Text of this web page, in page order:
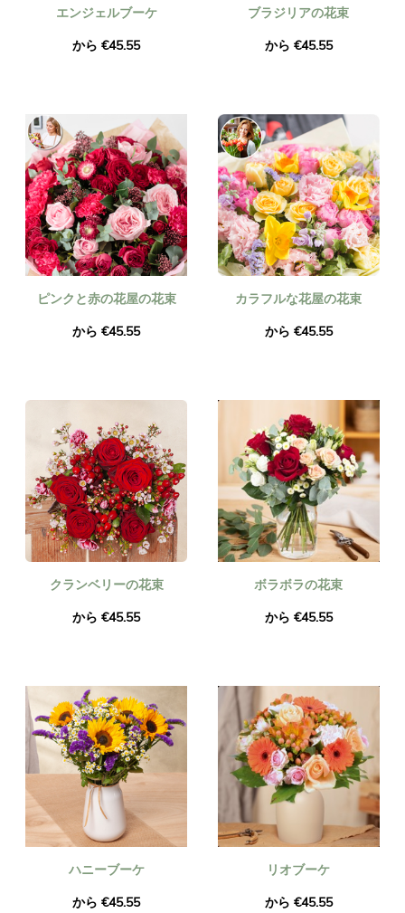
エンジェルブーケ
から €45.55
ブラジリアの花束
から €45.55
ピンクと赤の花屋の花束
から €45.55
カラフルな花屋の花束
から €45.55
クランベリーの花束
から €45.55
ボラボラの花束
から €45.55
ハニーブーケ
から €45.55
リオブーケ
から €45.55